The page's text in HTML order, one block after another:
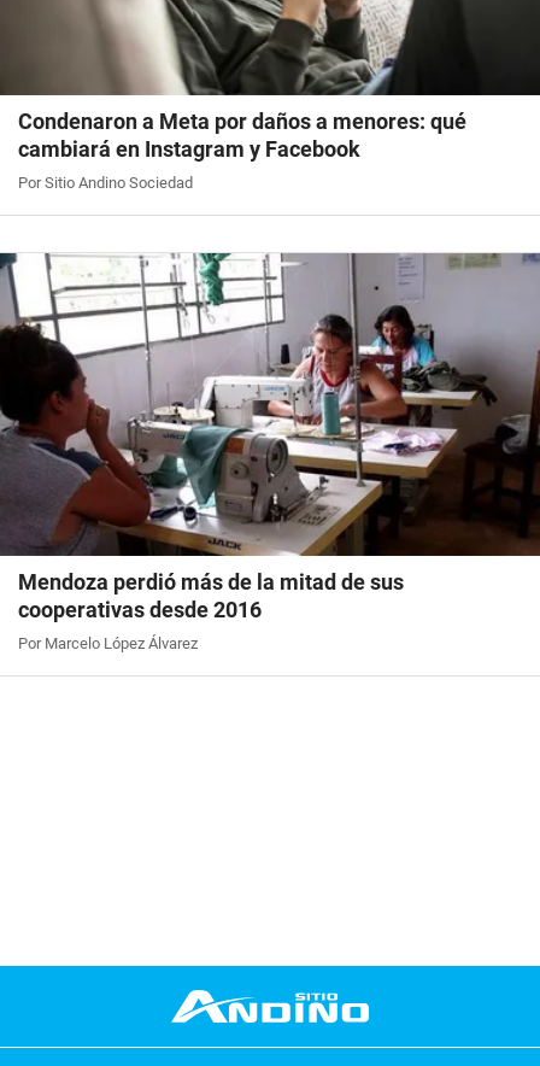
Condenaron a Meta por daños a menores: qué
cambiará en Instagram y Facebook
Por Sitio Andino Sociedad
Mendoza perdió más de la mitad de sus
cooperativas desde 2016
Por Marcelo López Álvarez